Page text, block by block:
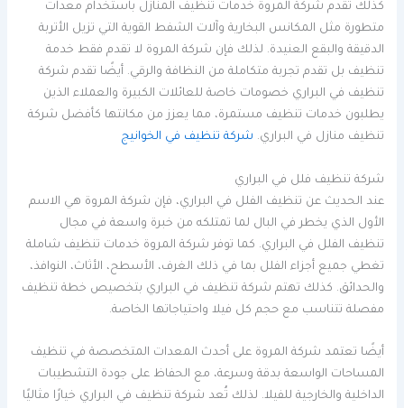
كذلك تقدم شركة المروة خدمات تنظيف المنازل باستخدام معدات
متطورة مثل المكانس البخارية وآلات الشفط القوية التي تزيل الأتربة
الدقيقة والبقع العنيدة. لذلك فإن شركة المروة لا تقدم فقط خدمة
تنظيف بل تقدم تجربة متكاملة من النظافة والرقي. أيضًا تقدم شركة
تنظيف في البراري خصومات خاصة للعائلات الكبيرة والعملاء الذين
يطلبون خدمات تنظيف مستمرة، مما يعزز من مكانتها كأفضل شركة
تنظيف منازل في البراري. شركة تنظيف في الخوانيج
شركة تنظيف فلل في البراري
عند الحديث عن تنظيف الفلل في البراري، فإن شركة المروة هي الاسم
الأول الذي يخطر في البال لما تمتلكه من خبرة واسعة في مجال
تنظيف الفلل في البراري. كما توفر شركة المروة خدمات تنظيف شاملة
تغطي جميع أجزاء الفلل بما في ذلك الغرف، الأسطح، الأثاث، النوافذ،
والحدائق. كذلك تهتم شركة تنظيف في البراري بتخصيص خطة تنظيف
مفصلة تتناسب مع حجم كل فيلا واحتياجاتها الخاصة.
أيضًا تعتمد شركة المروة على أحدث المعدات المتخصصة في تنظيف
المساحات الواسعة بدقة وسرعة، مع الحفاظ على جودة التشطيبات
الداخلية والخارجية للفيلا. لذلك تُعد شركة تنظيف في البراري خيارًا مثاليًا